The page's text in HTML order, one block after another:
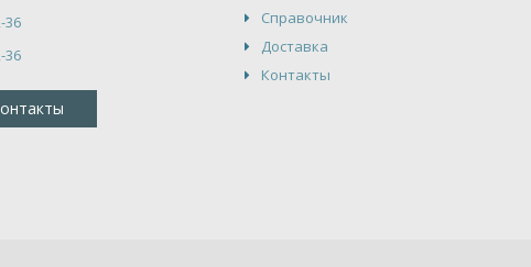
36
36
Справочник
Доставка
Контакты